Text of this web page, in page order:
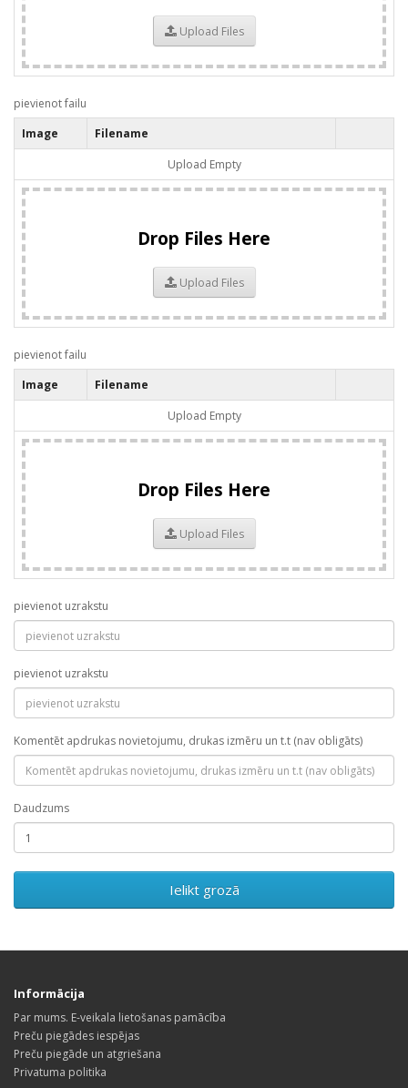
Upload Files
pievienot failu
Image
Filename
Upload Empty
Drop Files Here
Upload Files
pievienot failu
Image
Filename
Upload Empty
Drop Files Here
Upload Files
pievienot uzrakstu
pievienot uzrakstu
Komentēt apdrukas novietojumu, drukas izmēru un t.t (nav obligāts)
Daudzums
Ielikt grozā
Informācija
Par mums. E-veikala lietošanas pamācība
Preču piegādes iespējas
Preču piegāde un atgriešana
Privatuma politika